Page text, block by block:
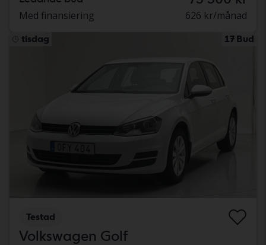
Med finansiering 626 kr/månad
tisdag 17 Bud
Testad
Volkswagen Golf